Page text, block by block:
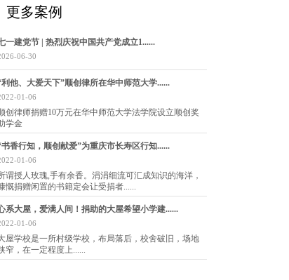
更多案例
一建党节 | 热烈庆祝中国共产党成立1......
06-30
利他、大爱天下”顺创律所在华中师范大学......
01-06
顺创律师捐赠10万元在华中师范大学法学院设立顺创奖
学金
书香行知，顺创献爱”为重庆市长寿区行知......
01-06
谓授人玫瑰,手有余香。涓涓细流可汇成知识的海洋，
慨捐赠闲置的书籍定会让受捐者......
系大屋，爱满人间！捐助的大屋希望小学建......
01-06
屋学校是一所村级学校，布局落后，校舍破旧，场地
窄，在一定程度上......